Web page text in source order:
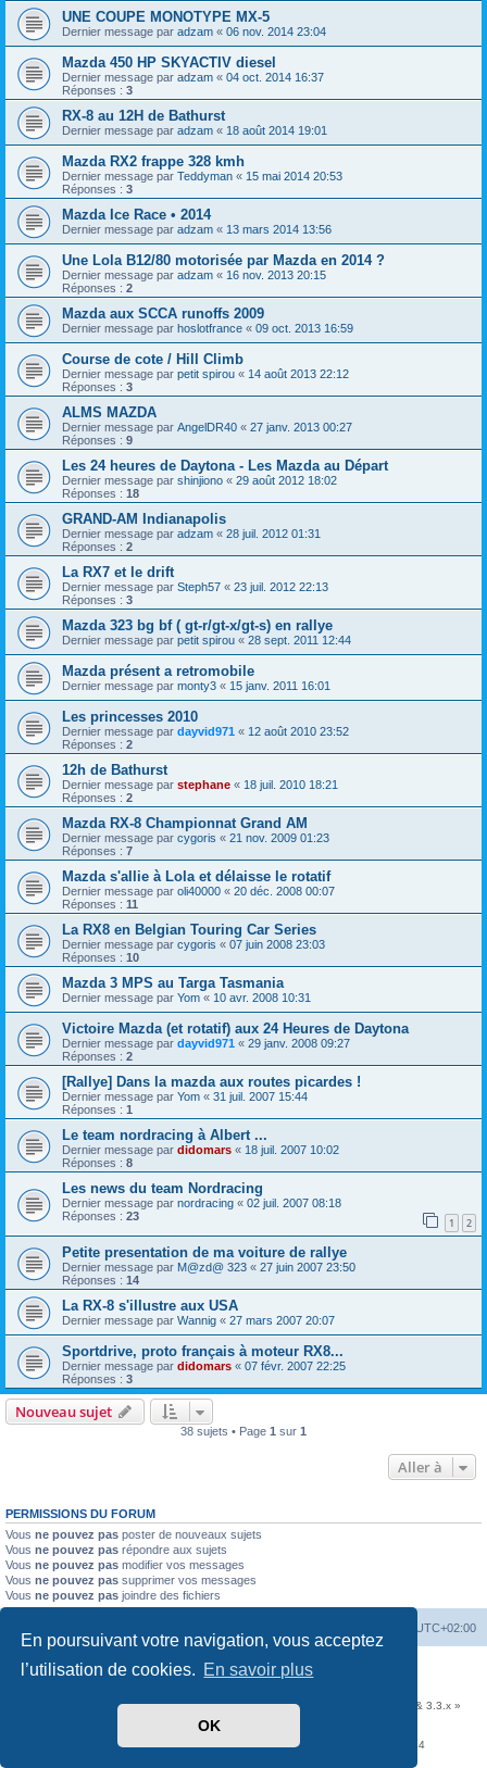
En poursuivant votre navigation, vous acceptez
l’utilisation de cookies. En savoir plus
OK
UNE COUPE MONOTYPE MX-5
Dernier message par adzam « 06 nov. 2014 23:04
Mazda 450 HP SKYACTIV diesel
Dernier message par adzam « 04 oct. 2014 16:37
Réponses : 3
RX-8 au 12H de Bathurst
Dernier message par adzam « 18 août 2014 19:01
Mazda RX2 frappe 328 kmh
Dernier message par Teddyman « 15 mai 2014 20:53
Réponses : 3
Mazda Ice Race • 2014
Dernier message par adzam « 13 mars 2014 13:56
Une Lola B12/80 motorisée par Mazda en 2014 ?
Dernier message par adzam « 16 nov. 2013 20:15
Réponses : 2
Mazda aux SCCA runoffs 2009
Dernier message par hoslotfrance « 09 oct. 2013 16:59
Course de cote / Hill Climb
Dernier message par petit spirou « 14 août 2013 22:12
Réponses : 3
ALMS MAZDA
Dernier message par AngelDR40 « 27 janv. 2013 00:27
Réponses : 9
Les 24 heures de Daytona - Les Mazda au Départ
Dernier message par shinjiono « 29 août 2012 18:02
Réponses : 18
GRAND-AM Indianapolis
Dernier message par adzam « 28 juil. 2012 01:31
Réponses : 2
La RX7 et le drift
Dernier message par Steph57 « 23 juil. 2012 22:13
Réponses : 3
Mazda 323 bg bf ( gt-r/gt-x/gt-s) en rallye
Dernier message par petit spirou « 28 sept. 2011 12:44
Mazda présent a retromobile
Dernier message par monty3 « 15 janv. 2011 16:01
Les princesses 2010
Dernier message par dayvid971 « 12 août 2010 23:52
Réponses : 2
12h de Bathurst
Dernier message par stephane « 18 juil. 2010 18:21
Réponses : 2
Mazda RX-8 Championnat Grand AM
Dernier message par cygoris « 21 nov. 2009 01:23
Réponses : 7
Mazda s'allie à Lola et délaisse le rotatif
Dernier message par oli40000 « 20 déc. 2008 00:07
Réponses : 11
La RX8 en Belgian Touring Car Series
Dernier message par cygoris « 07 juin 2008 23:03
Réponses : 10
Mazda 3 MPS au Targa Tasmania
Dernier message par Yom « 10 avr. 2008 10:31
Victoire Mazda (et rotatif) aux 24 Heures de Daytona
Dernier message par dayvid971 « 29 janv. 2008 09:27
Réponses : 2
[Rallye] Dans la mazda aux routes picardes !
Dernier message par Yom « 31 juil. 2007 15:44
Réponses : 1
Le team nordracing à Albert ...
Dernier message par didomars « 18 juil. 2007 10:02
Réponses : 8
Les news du team Nordracing
Dernier message par nordracing « 02 juil. 2007 08:18
Réponses : 23 1 2
Petite presentation de ma voiture de rallye
Dernier message par M@zd@ 323 « 27 juin 2007 23:50
Réponses : 14
La RX-8 s'illustre aux USA
Dernier message par Wannig « 27 mars 2007 20:07
Sportdrive, proto français à moteur RX8...
Dernier message par didomars « 07 févr. 2007 22:25
Réponses : 3
Nouveau sujet
38 sujets • Page 1 sur 1
Aller à
PERMISSIONS DU FORUM
Vous ne pouvez pas poster de nouveaux sujets
Vous ne pouvez pas répondre aux sujets
Vous ne pouvez pas modifier vos messages
Vous ne pouvez pas supprimer vos messages
Vous ne pouvez pas joindre des fichiers
UTC+02:00
Développé parphpBB® Forum Software © phpBB Limited
Communauté EzCom: « Traductions d'extensions & styles pour phpBB 3.2.x & 3.3.x »
Forum hébergé par les services d’
Avenue de la Praille, 26 - 1227 Carouge - Suisse - tél +41 22 820 35 44